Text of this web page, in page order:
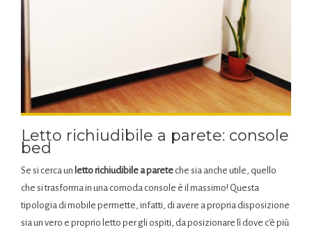
Letto richiudibile a parete: console
bed
Se si cerca un letto richiudibile a parete che sia anche utile, quello
che si trasforma in una comoda console è il massimo! Questa
tipologia di mobile permette, infatti, di avere a propria disposizione
sia un vero e proprio letto per gli ospiti, da posizionare lì dove c’è più